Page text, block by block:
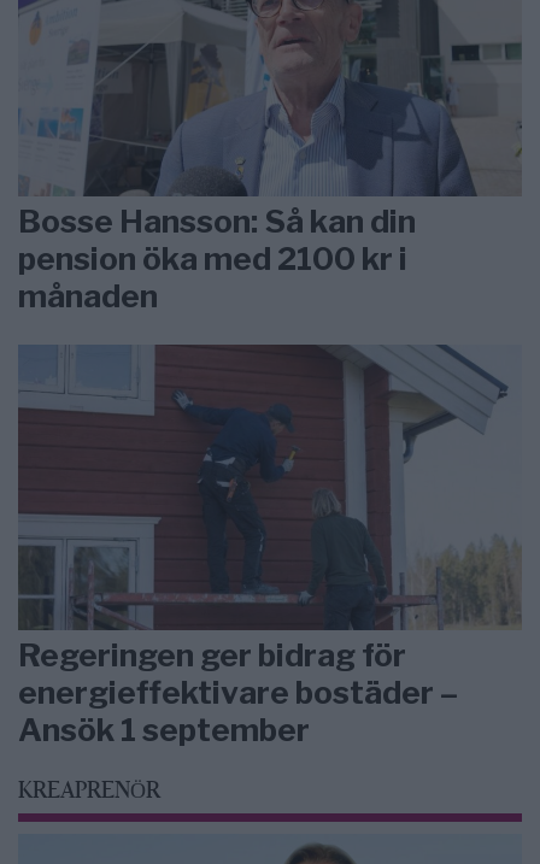
Bosse Hansson: Så kan din
pension öka med 2100 kr i
månaden
Regeringen ger bidrag för
energieffektivare bostäder –
Ansök 1 september
KREAPRENÖR